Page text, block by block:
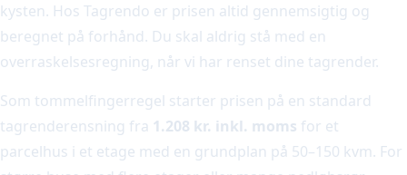
kysten. Hos Tagrendo er prisen altid gennemsigtig og
beregnet på forhånd. Du skal aldrig stå med en
overraskelsesregning, når vi har renset dine tagrender.
Som tommelfingerregel starter prisen på en standard
tagrenderensning fra 1.208 kr. inkl. moms for et
parcelhus i et etage med en grundplan på 50–150 kvm. For